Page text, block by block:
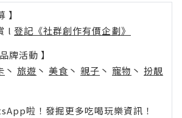
】
l 登記《社群創作有價企劃》
牌活動 】
丶 旅遊 丶 美食 丶 親子 丶 寵物 丶 扮靚
啦！發掘更多吃喝玩樂資訊！